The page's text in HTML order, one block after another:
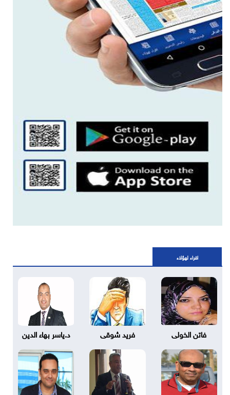
اقراء لهؤلاء
فاتن الخولى فريد شوقى د.ياسر بهاء الدين